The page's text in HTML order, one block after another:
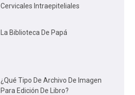
Cervicales Intraepiteliales
La Biblioteca De Papá
¿Qué Tipo De Archivo De Imagen
Para Edición De Libro?